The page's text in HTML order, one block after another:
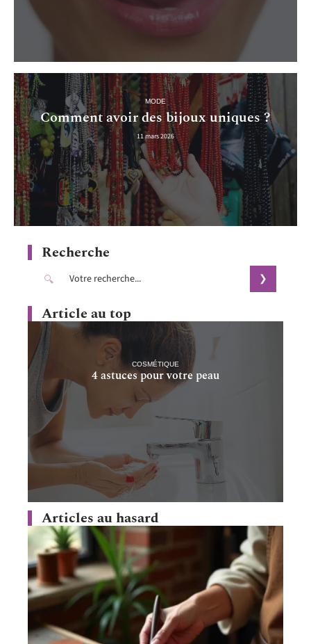
MODE
Comment avoir des bijoux uniques ?
11 mars 2026
Recherche
Article au top
COSMÉTIQUE
4 astuces pour votre peau
Articles au hasard